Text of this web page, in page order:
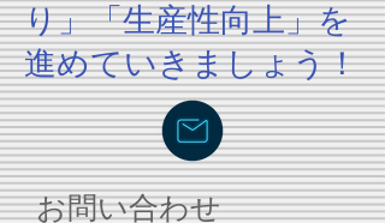
り」「生産性向上」を
進めていきましょう！
お問い合わせ